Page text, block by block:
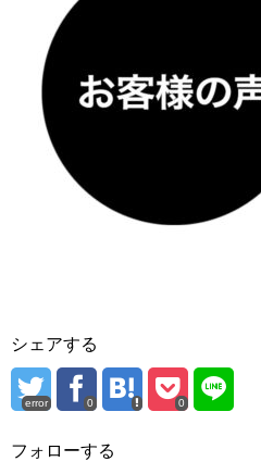
シェアする
error 0 0
フォローする